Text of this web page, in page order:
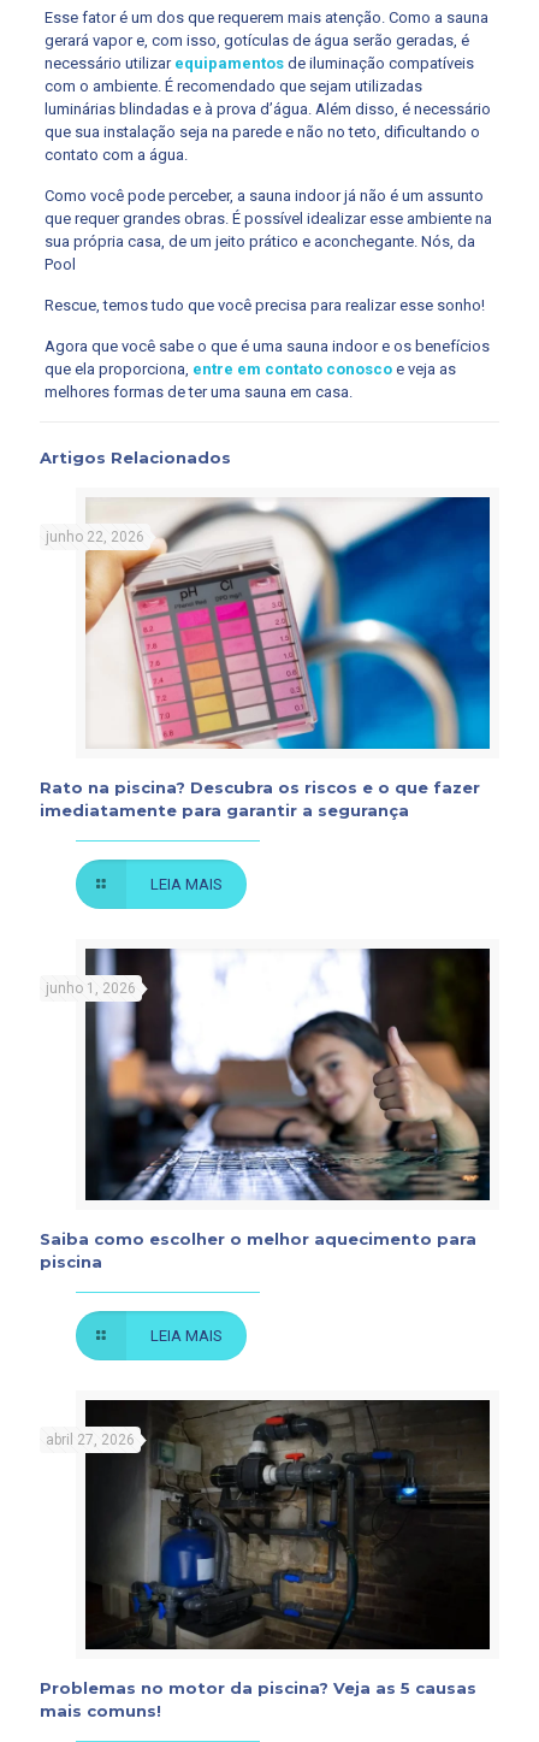
Esse fator é um dos que requerem mais atenção. Como a sauna
gerará vapor e, com isso, gotículas de água serão geradas, é
necessário utilizar equipamentosde iluminação compatíveis
com o ambiente. É recomendado que sejam utilizadas
luminárias blindadas e à prova d’água. Além disso, é necessário
que sua instalação seja na parede e não no teto, dificultando o
contato com a água.
Como você pode perceber, a sauna indoor já não é um assunto
que requer grandes obras. É possível idealizar esse ambiente na
sua própria casa, de um jeito prático e aconchegante. Nós, da
Pool
Rescue, temos tudo que você precisa para realizar esse sonho!
Agora que você sabe o que é uma sauna indoor e os benefícios
que ela proporciona, entre em contato conoscoe veja as
melhores formas de ter uma sauna em casa.
Artigos Relacionados
junho 22, 2026
Rato na piscina? Descubra os riscos e o que fazer
imediatamente para garantir a segurança
LEIA MAIS
junho 1, 2026
Saiba como escolher o melhor aquecimento para
piscina
LEIA MAIS
abril 27, 2026
Problemas no motor da piscina? Veja as 5 causas
mais comuns!